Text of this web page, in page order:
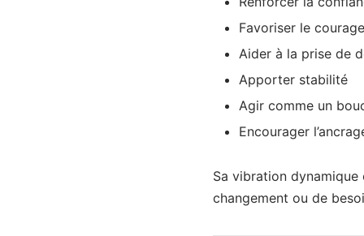
Favoriser le
Aider à la prise de
Apporter stabilité
Agir comme un
Encourager
Sa vibration
changement ou de